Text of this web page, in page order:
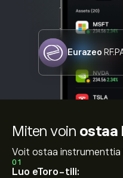
Eurazeo
Miten voin ostaa
Voit ostaa instrumenttia
01
Luo eToro-tili: